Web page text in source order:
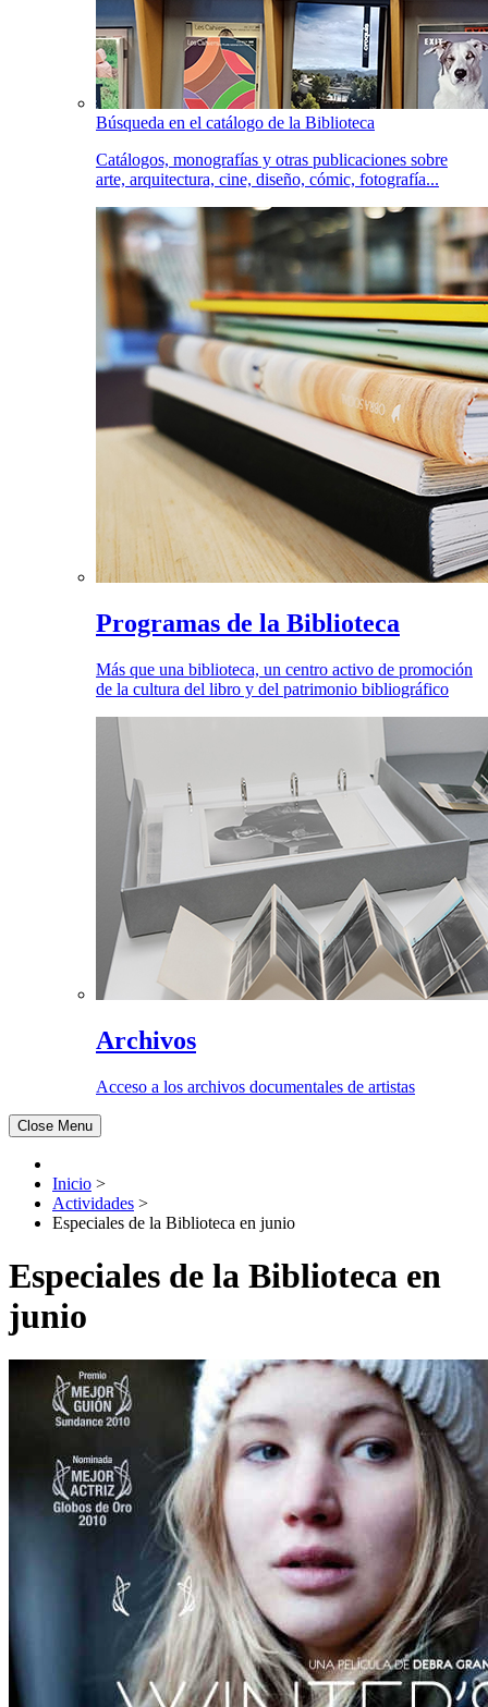
Búsqueda en el catálogo de la Biblioteca
Catálogos, monografías y otras publicaciones sobre
arte, arquitectura, cine, diseño, cómic, fotografía...
Programas de la Biblioteca
Más que una biblioteca, un centro activo de promoción
de la cultura del libro y del patrimonio bibliográfico
Archivos
Acceso a los archivos documentales de artistas
Close Menu
Inicio >
Actividades >
Especiales de la Biblioteca en junio
Especiales de la Biblioteca en
junio